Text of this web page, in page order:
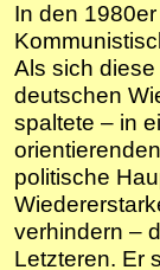
In den
Als sich
deutschen
spaltete – in
politische
verhindern –
Letzteren. Er